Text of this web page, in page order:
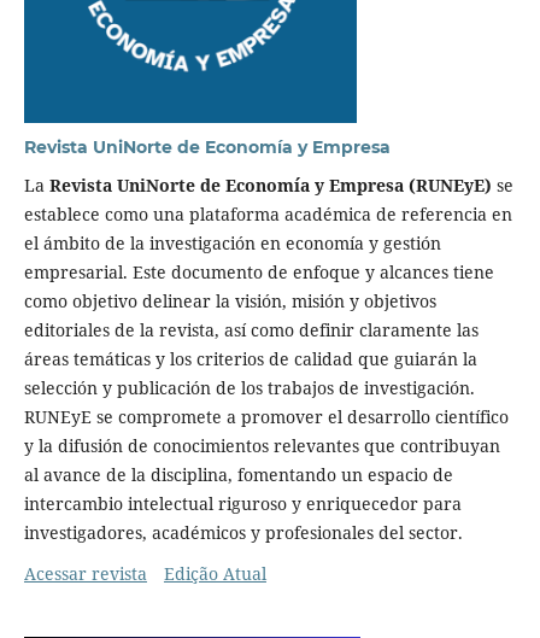
Revista UniNorte de Economía y Empresa
La Revista UniNorte de Economía y Empresa (RUNEyE) se
establece como una plataforma académica de referencia en
el ámbito de la investigación en economía y gestión
empresarial. Este documento de enfoque y alcances tiene
como objetivo delinear la visión, misión y objetivos
editoriales de la revista, así como definir claramente las
áreas temáticas y los criterios de calidad que guiarán la
selección y publicación de los trabajos de investigación.
RUNEyE se compromete a promover el desarrollo científico
y la difusión de conocimientos relevantes que contribuyan
al avance de la disciplina, fomentando un espacio de
intercambio intelectual riguroso y enriquecedor para
investigadores, académicos y profesionales del sector.
Acessar revista
Edição Atual